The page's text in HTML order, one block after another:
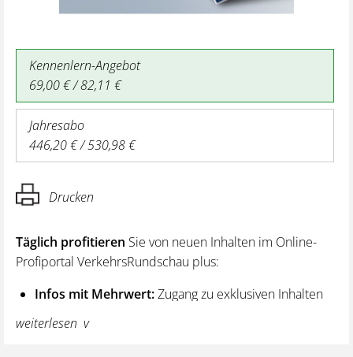
Kennenlern-Angebot
69,00 € / 82,11 €
Jahresabo
446,20 € / 530,98 €
Drucken
Täglich profitieren Sie von neuen Inhalten im Online-
Profiportal VerkehrsRundschau plus:
Infos mit Mehrwert:Zugang zu exklusiven Inhalten
und Hintergrundwissen – von aktuellen Regelungen
wie z. B. bei den Lenk- und Ruhezeiten,
weiterlesen